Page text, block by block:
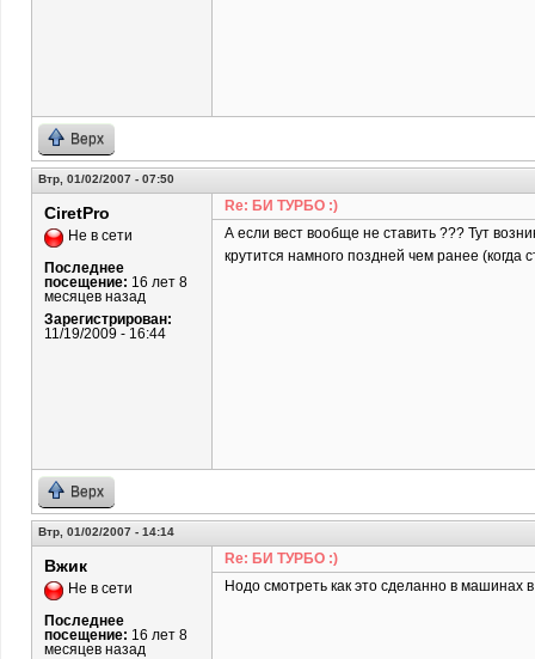
Верх
Втр, 01/02/2007 - 07:50
CiretPro
Не в сети
Последнее
посещение: 16 лет 8
месяцев назад
Зарегистрирован:
11/19/2009 - 16:44
Re: БИ ТУРБО :)
А если вест вообще не ставить ??? Тут
крутится намного поздней чем ранее
Верх
Втр, 01/02/2007 - 14:14
Вжик
Не в сети
Последнее
посещение: 16 лет 8
месяцев назад
Re: БИ ТУРБО :)
Нодо смотреть как это сделанно в машинах